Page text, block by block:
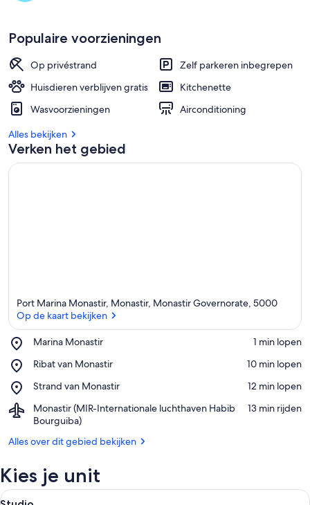
Populaire voorzieningen
Op privéstrand
Zelf parkeren inbegrepen
Huisdieren verblijven gratis
Kitchenette
Wasvoorzieningen
Airconditioning
Alles bekijken
Verken het gebied
Port Marina Monastir, Monastir, Monastir Governorate, 5000
Op de kaart bekijken
Marina Monastir
Place,
Monastir
‪1 min lopen‬
Ribat van Monastir
Place,
van
‪10 min lopen‬
Strand van Monastir
Place,
van
Monastir
‪12 min lopen‬
Monastir (MIR-Internationale luchthaven Habib
Bourguiba)
Airport,
Monastir
Internationale
Habib
Bourguiba)
‪13 min rijden‬
Alles over dit gebied bekijken
Kies je unit
Alle
Een hotelkamer met een bed, een
13